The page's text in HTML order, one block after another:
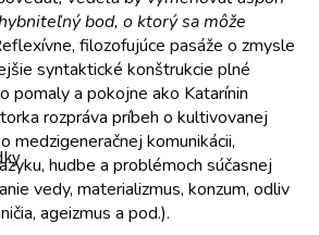
bod, o ktorý sa môže
filozofujúce pasáže o zmysle
syntaktické konštrukcie plné
pomaly a pokojne ako Katarínin
rozpráva príbeh o kultivovanej
medzigeneračnej komunikácii,
hudbe a problémoch súčasnej
vedy, materializmus, konzum, odliv
ageizmus a pod.).